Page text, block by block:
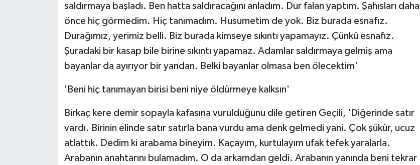
saldırmaya başladı. Ben hatta saldıracağını anladım. Dur falan yaptım. Şahısları daha
önce hiç görmedim. Hiç tanımadım. Husumetim de yok. Biz burada esnafız.
Durağımız, yerimiz belli. Biz burada kimseye sıkıntı yapamayız. Çünkü esnafız.
Şuradaki bir kasap bile birine sıkıntı yapamaz. Adamlar saldırmaya gelmiş ama
bayanlar da ayırıyor bir yandan. Belki bayanlar olmasa ben ölecektim'
'Beni hiç tanımayan birisi beni niye öldürmeye kalksın'
Birkaç kere demir sopayla kafasına vurulduğunu dile getiren Geçili, 'Diğerinde satır
vardı. Birinin elinde satır satırla bana vurdu ama denk gelmedi yani. Çok şükür, ucuz
atlattık. Dedim ki arabama bineyim. Kaçayım, kurtulayım ufak tefek yaralarla.
Arabanın anahtarını bulamadım. O da arkamdan geldi. Arabanın yanında beni tekrar